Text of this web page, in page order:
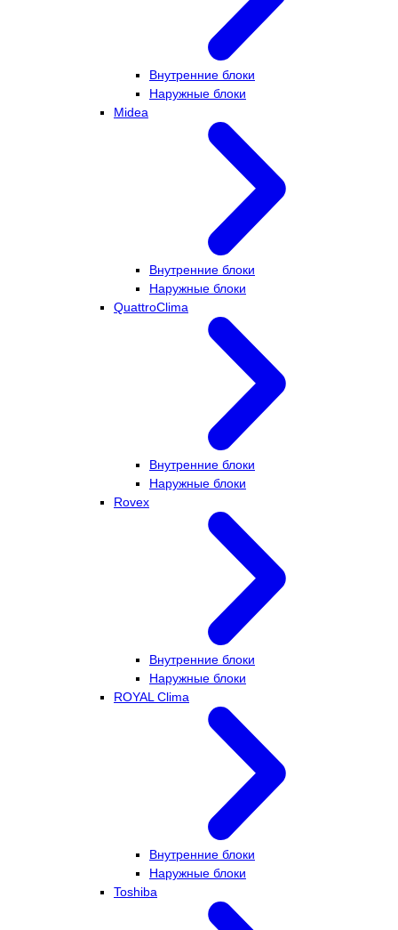
Внутренние блоки
Наружные блоки
Midea
Внутренние блоки
Наружные блоки
QuattroClima
Внутренние блоки
Наружные блоки
Rovex
Внутренние блоки
Наружные блоки
ROYAL Clima
Внутренние блоки
Наружные блоки
Toshiba